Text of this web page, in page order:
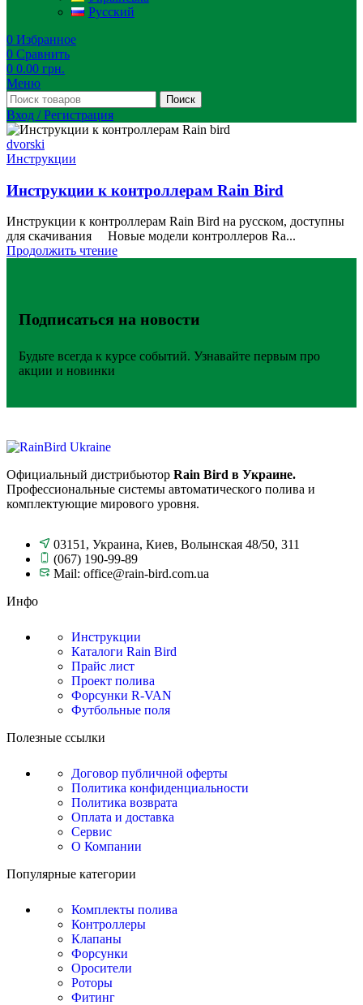
Русский
0 Избранное
0 Сравнить
0 0.00 грн.
Меню
Поиск
Вход / Регистрация
dvorski
Инструкции
Инструкции к контроллерам Rain Bird
Инструкции к контроллерам Rain Bird на русском, доступны
для скачивания Новые модели контроллеров Ra...
Продолжить чтение
Подписаться на новости
Будьте всегда к курсе событий. Узнавайте первым про
акции и новинки
Официальный дистрибьютор Rain Bird в Украине.
Профессиональные системы автоматического полива и
комплектующие мирового уровня.
03151, Украина, Киев, Волынская 48/50, 311
(067) 190-99-89
Mail: office@rain-bird.com.ua
Инфо
Инструкции
Каталоги Rain Bird
Прайс лист
Проект полива
Форсунки R-VAN
Футбольные поля
Полезные ссылки
Договор публичной оферты
Политика конфиденциальности
Политика возврата
Оплата и доставка
Сервис
О Компании
Популярные категории
Комплекты полива
Контроллеры
Клапаны
Форсунки
Оросители
Роторы
Фитинг